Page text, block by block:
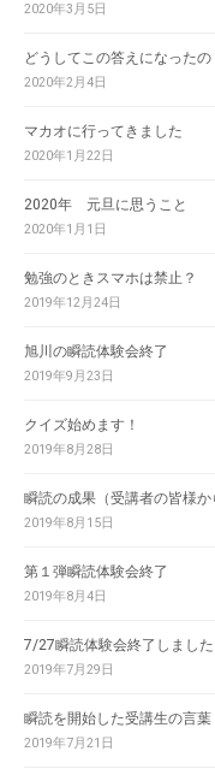
2020年3月5日
どうしてこの答えになったの
2020年2月4日
マカオに行ってきました
2020年1月22日
2020年 元旦に思うこと
2020年1月1日
勉強のときスマホは禁止？
2019年12月24日
旭川の瞬読体験会終了
2019年9月23日
クイズ始めます！
2019年8月28日
瞬読の成果（受講者の皆様か
2019年8月15日
第１弾瞬読体験会終了
2019年8月4日
7/27瞬読体験会終了しました
2019年7月29日
瞬読を開始した受講生の言葉
2019年7月21日